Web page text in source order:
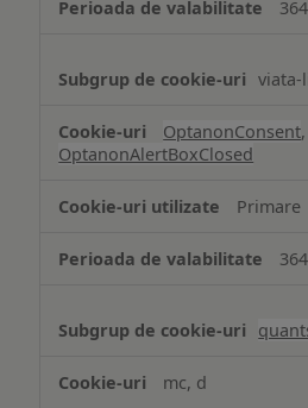
viata-
OptanonConsent,
OptanonAlertBoxClosed
Primare
mc, d